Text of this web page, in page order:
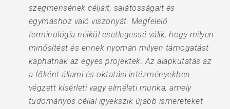
szegmensének céljait, sajátosságait és
egymáshoz való viszonyát. Megfelelő
terminológia nélkül esetlegessé válik, hogy milyen
minősítést és ennek nyomán milyen támogatást
kaphatnak az egyes projektek. Az alapkutatás az
a főként állami és oktatási intézményekben
végzett kísérleti vagy elméleti munka, amely
tudományos céllal igyekszik újabb ismereteket